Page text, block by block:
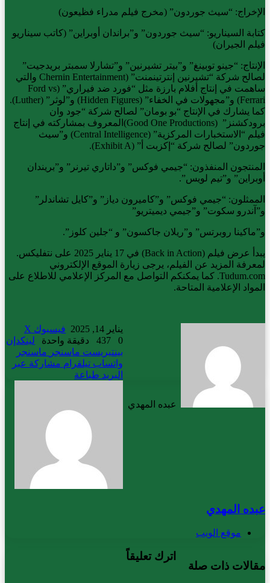
الإخراج: “سيث جوردون” (مخرج فيلم مدراء فظيعون)
كتابة السيناريو: “سيث جوردون” و”براندان أوبراين” (كاتب سيناريو
فيلم الجيران)
الإنتاج: “جينو توبينغ” و”بيتر تشيرنين” و”تشارلا سمبتر بريدجيت”
لصالح شركة “تشيرنين إنترتينمنت” (Chernin Entertainment والتي
ساهمت في إنتاج أفلام بارزة مثل “فورد ضد فيراري” (Ford vs
Ferrari) و”مجهولات في الخفاء” (Hidden Figures) و”لوثر” (Luther).
كما يشارك في الإنتاج “بو بومان” لصالح شركة “جود وان
برودكشنز” (Good One Productions)المعروف بمشاركته في إنتاج
فيلم “الاستخبارات المركزية” (Central Intelligence) و”سيث
جوردون” لصالح شركة “إكزبت أ” (Exhibit A).
المنتجون المنفذون: “جيمي فوكس” و”داتاري تيرنر” و”بريندان
أوبراين” و”تيم لويس”.
الممثلون: “جيمي فوكس” و”كاميرون دياز” و”كايل تشاندلر”
و”آندرو سكوت” و”جيمي ديميتريو”
و”ماكينا روبرتس” و”ريلان جاكسون” و “جلين كلوز”.
يبدأ عرض فيلم (Back in Action) في 17 يناير 2025 على نتفليكس.
لمعرفة المزيد عن الفيلم، يرجى زيارة الموقع الإلكتروني
Tudum.com. كما يمكنكم التواصل مع المركز الإعلامي للاطلاع على
المواد الإعلامية المتاحة.
عبده المهدي
يناير 14, 2025
0
دقيقة واحدة
فيسبوك X
لينكدإن
بينتيريست ماسنجر ماسنجر
واتساب تيلقرام مشاركة عبر
البريد طباعة
عبده المهدي
موقع الويب
مقالات ذات صلة
اترك تعليقاً